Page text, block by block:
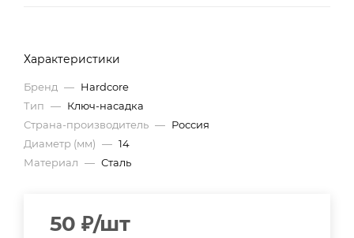
Характеристики
Бренд — Hardcore
Тип — Ключ-насадка
Страна-производитель — Россия
Диаметр (мм) — 14
Материал — Сталь
50 ₽/шт